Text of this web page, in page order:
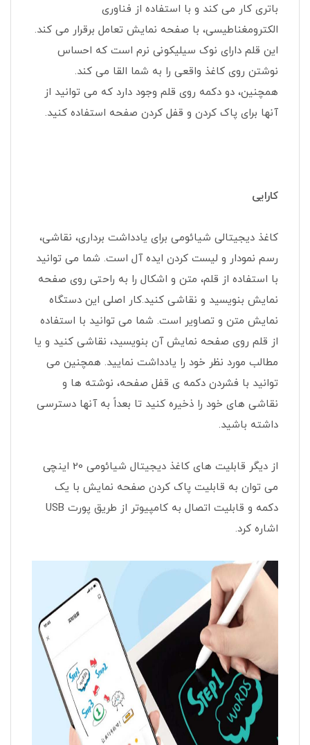
باتری کار می کند و با استفاده از فناوری
الکترومغناطیسی، با صفحه نمایش تعامل برقرار می کند.
این قلم دارای نوک سیلیکونی نرم است که احساس
نوشتن روی کاغذ واقعی را به شما القا می کند.
همچنین، دو دکمه روی قلم وجود دارد که می توانید از
آنها برای پاک کردن و قفل کردن صفحه استفاده کنید.
کارایی
کاغذ دیجیتالی شیائومی برای یادداشت برداری، نقاشی،
رسم نمودار و لیست کردن ایده آل است. شما می توانید
با استفاده از قلم، متن و اشکال را به راحتی روی صفحه
نمایش بنویسید و نقاشی کنید.کار اصلی این دستگاه
نمایش متن و تصاویر است. شما می توانید با استفاده
از قلم روی صفحه نمایش آن بنویسید، نقاشی کنید و یا
مطالب مورد نظر خود را یادداشت نمایید. همچنین می
توانید با فشردن دکمه ی قفل صفحه، نوشته ها و
نقاشی های خود را ذخیره کنید تا بعداً به آنها دسترسی
داشته باشید.
از دیگر قابلیت های کاغذ دیجیتال شیائومی 20 اینچی
می توان به قابلیت پاک کردن صفحه نمایش با یک
دکمه و قابلیت اتصال به کامپیوتر از طریق پورت USB
اشاره کرد.